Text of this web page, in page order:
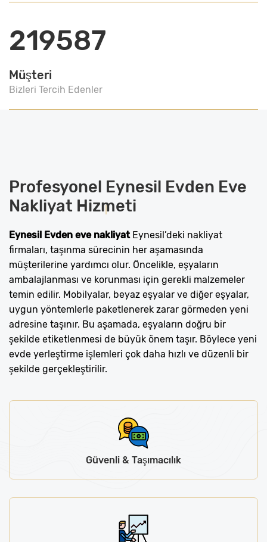
219587
Müşteri
Bizleri Tercih Edenler
Profesyonel Eynesil Evden Eve
Nakliyat Hizmeti
Eynesil Evden eve nakliyatEynesil’deki nakliyat
firmaları, taşınma sürecinin her aşamasında
müşterilerine yardımcı olur. Öncelikle, eşyaların
ambalajlanması ve korunması için gerekli malzemeler
temin edilir. Mobilyalar, beyaz eşyalar ve diğer eşyalar,
uygun yöntemlerle paketlenerek zarar görmeden yeni
adresine taşınır. Bu aşamada, eşyaların doğru bir
şekilde etiketlenmesi de büyük önem taşır. Böylece yeni
evde yerleştirme işlemleri çok daha hızlı ve düzenli bir
şekilde gerçekleştirilir.
Güvenli & Taşımacılık